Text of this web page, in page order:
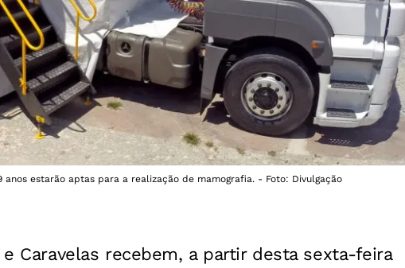
estarão aptas para a realização de mamografia. - Foto: Divulgação
Caravelas recebem, a partir desta sexta-feira